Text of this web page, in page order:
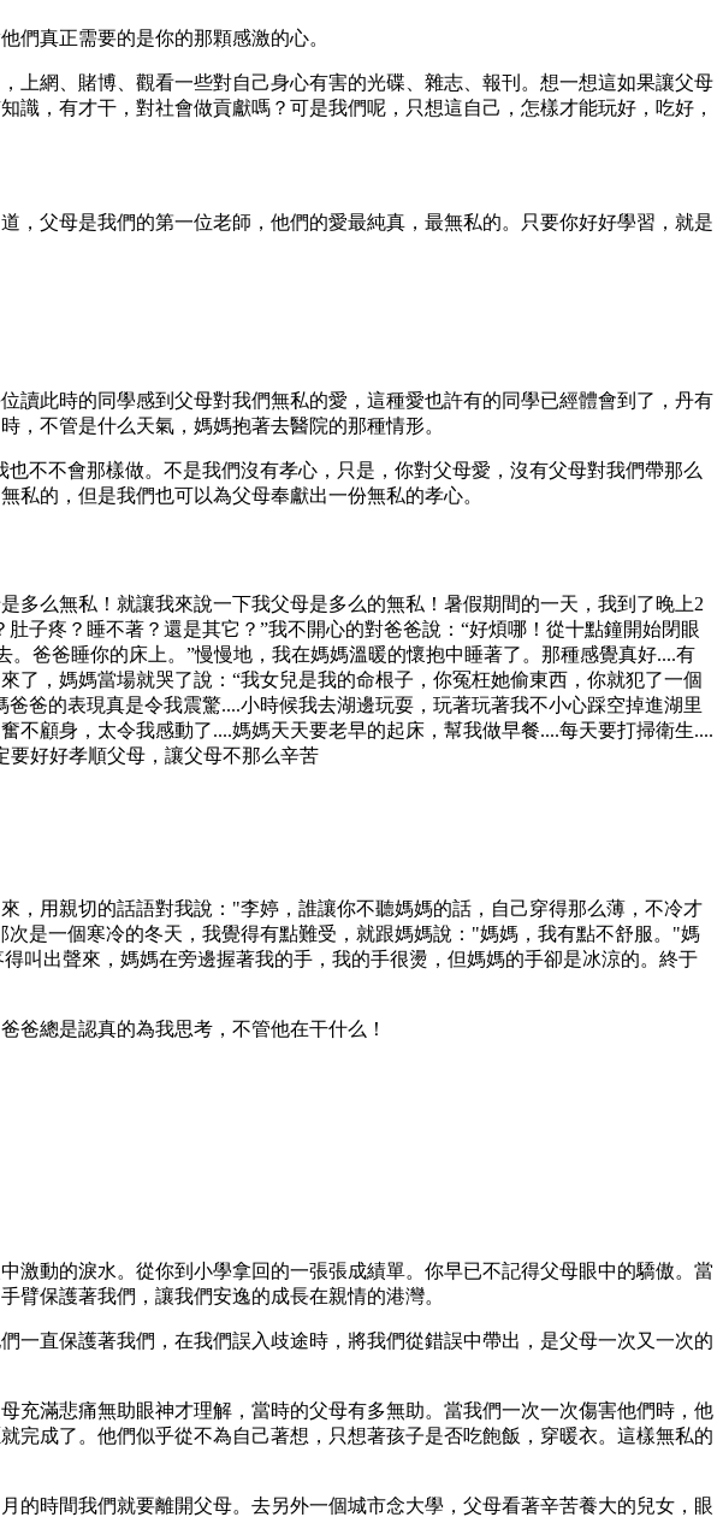
們真正需要的是你的那顆感激的心。
上網、賭博、觀看一些對自己身心有害的光碟、雜志、報刊。想一想這如果讓父母
，有才干，對社會做貢獻嗎？可是我們呢，只想這自己，怎樣才能玩好，吃好，
，父母是我們的第一位老師，他們的愛最純真，最無私的。只要你好好學習，就是
讀此時的同學感到父母對我們無私的愛，這種愛也許有的同學已經體會到了，丹有
，不管是什么天氣，媽媽抱著去醫院的那種情形。
不不會那樣做。不是我們沒有孝心，只是，你對父母愛，沒有父母對我們帶那么
的，但是我們也可以為父母奉獻出一份無私的孝心。
么無私！就讓我來說一下我父母是多么的無私！暑假期間的一天，我到了晚上2
子疼？睡不著？還是其它？”我不開心的對爸爸說：“好煩哪！從十點鐘開始閉眼
爸爸睡你的床上。”慢慢地，我在媽媽溫暖的懷抱中睡著了。那種感覺真好....有
，媽媽當場就哭了說：“我女兒是我的命根子，你冤枉她偷東西，你就犯了一個
爸的表現真是令我震驚....小時候我去湖邊玩耍，玩著玩著我不小心踩空掉進湖里
顧身，太令我感動了....媽媽天天要老早的起床，幫我做早餐....每天要打掃衛生....
要好好孝順父母，讓父母不那么辛苦
，用親切的話語對我說："李婷，誰讓你不聽媽媽的話，自己穿得那么薄，不冷才
是一個寒冷的冬天，我覺得有點難受，就跟媽媽說："媽媽，我有點不舒服。"媽
叫出聲來，媽媽在旁邊握著我的手，我的手很燙，但媽媽的手卻是冰涼的。終于
爸總是認真的為我思考，不管他在干什么！
動的淚水。從你到小學拿回的一張張成績單。你早已不記得父母眼中的驕傲。當
臂保護著我們，讓我們安逸的成長在親情的港灣。
直保護著我們，在我們誤入歧途時，將我們從錯誤中帶出，是父母一次又一次的
充滿悲痛無助眼神才理解，當時的父母有多無助。當我們一次一次傷害他們時，他
成了。他們似乎從不為自己著想，只想著孩子是否吃飽飯，穿暖衣。這樣無私的
時間我們就要離開父母。去另外一個城市念大學，父母看著辛苦養大的兒女，眼